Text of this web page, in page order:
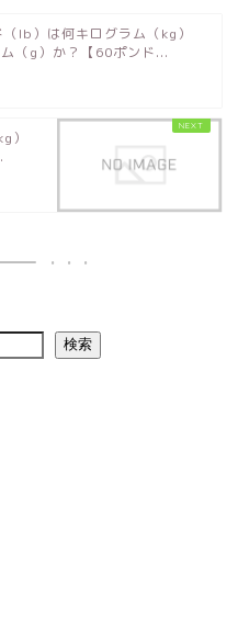
lb）は何キログラム（kg）
（g）か？【60ポンド...
）
検索